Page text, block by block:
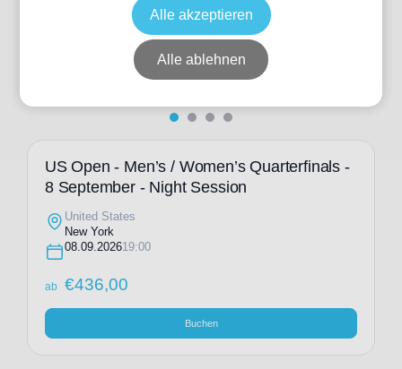
19:00
Keine Tickets verfügbar
Vereinigte Staaten Arthur Ashe Stadium
US Open - Men’s / Women’s Quarterfinals -
8 September - Night Session
United States
New York
08.09.202619:00
ab €436,00
Buchen
Alle akzeptieren
Alle ablehnen